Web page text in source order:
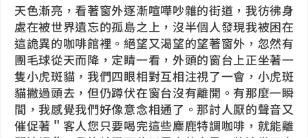
天色漸亮，看著窗外逐漸喧嘩吵雜的街道，我彷彿身
處在被世界遺忘的孤島之上，沒半個人發現我被困在
這詭異的咖啡館裡。絕望又渴望的望著窗外，忽然有
團毛球從天而降，定睛一看，外頭的窗台上正坐著一
隻小虎斑貓，我們四眼相對互相注視了一會，小虎斑
貓撇過頭去，但仍蹲伏在窗台沒有離開。有那麼一瞬
間，我感覺我們好像意念相通了。那討人厭的聲音又
催促著＂客人您只要喝完這些麋鹿特調咖啡，就能離